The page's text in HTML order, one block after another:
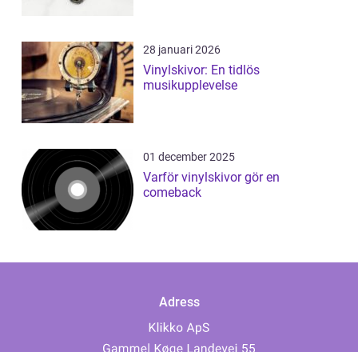
28 januari 2026
Vinylskivor: En tidlös
musikupplevelse
01 december 2025
Varför vinylskivor gör en
comeback
Adress